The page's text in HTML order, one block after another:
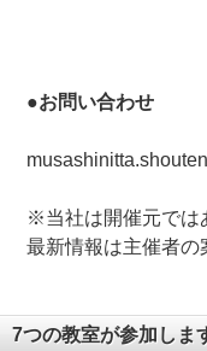
●お問い合わせ
※当社は開催元では
最新情報は主催者の
7つの教室が参加しま